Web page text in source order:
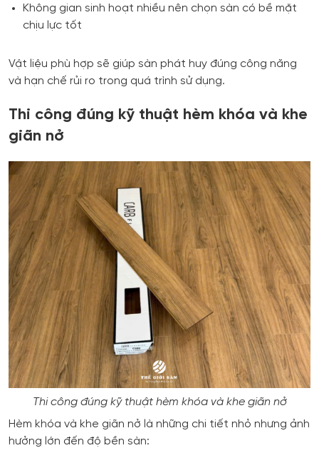
Không gian sinh hoạt nhiều nên chọn sàn có bề mặt
chịu lực tốt
Vật liệu phù hợp sẽ giúp sàn phát huy đúng công năng
và hạn chế rủi ro trong quá trình sử dụng.
Thi công đúng kỹ thuật hèm khóa và khe
giãn nở
Thi công đúng kỹ thuật hèm khóa và khe giãn nở
Hèm khóa và khe giãn nở là những chi tiết nhỏ nhưng ảnh
hưởng lớn đến độ bền sàn: